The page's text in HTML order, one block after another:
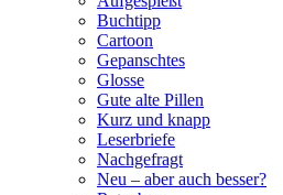
Buchtipp
Cartoon
Gepanschtes
Glosse
Gute alte Pillen
Kurz und knapp
Leserbriefe
Nachgefragt
Neu – aber auch besser?